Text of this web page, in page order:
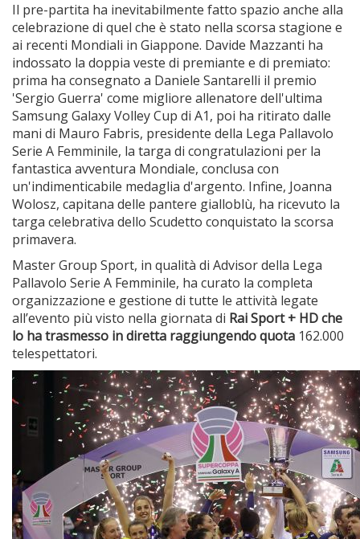
Il pre-partita ha inevitabilmente fatto spazio anche alla
celebrazione di quel che è stato nella scorsa stagione e
ai recenti Mondiali in Giappone. Davide Mazzanti ha
indossato la doppia veste di premiante e di premiato:
prima ha consegnato a Daniele Santarelli il premio
'Sergio Guerra' come migliore allenatore dell'ultima
Samsung Galaxy Volley Cup di A1, poi ha ritirato dalle
mani di Mauro Fabris, presidente della Lega Pallavolo
Serie A Femminile, la targa di congratulazioni per la
fantastica avventura Mondiale, conclusa con
un'indimenticabile medaglia d'argento. Infine, Joanna
Wolosz, capitana delle pantere gialloblù, ha ricevuto la
targa celebrativa dello Scudetto conquistato la scorsa
primavera.
Master Group Sport, in qualità di Advisor della Lega
Pallavolo Serie A Femminile, ha curato la completa
organizzazione e gestione di tutte le attività legate
all’evento più visto nella giornata di Rai Sport + HDche
lo ha trasmesso in diretta raggiungendo quota 162.000
telespettatori.